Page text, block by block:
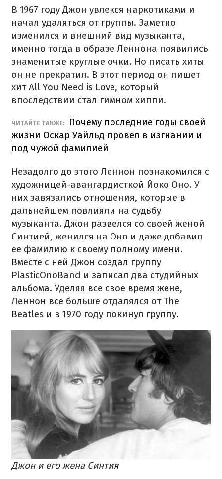
В 1967 году Джон увлекся наркотиками и
начал удаляться от группы. Заметно
изменился и внешний вид музыканта,
именно тогда в образе Леннона появились
знаменитые круглые очки. Но писать хиты
он не прекратил. В этот период он пишет
хит All You Need is Love, который
впоследствии стал гимном хиппи.
ЧИТАЙТЕ ТАКЖЕ:
Почему последние годы своей
жизни Оскар Уайльд провел в изгнании и
под чужой фамилией
Незадолго до этого Леннон познакомился с
художницей-авангардисткой Йоко Оно. У
них завязались отношения, которые в
дальнейшем повлияли на судьбу
музыканта. Джон развелся со своей женой
Синтией, женился на Оно и даже добавил
ее фамилию к своему полному имени.
Вместе с ней Джон создал группу
PlasticOnoBand и записал два студийных
альбома. Уделяя все свое время жене,
Леннон все больше отдалялся от The
Beatles и в 1970 году покинул группу.
Джон и его жена Синтия